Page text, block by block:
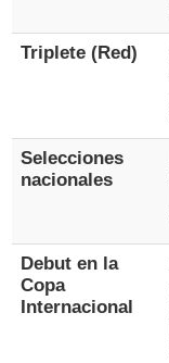
Triplete (Red)
Selecciones
nacionales
Debut en la
Copa
Internacional